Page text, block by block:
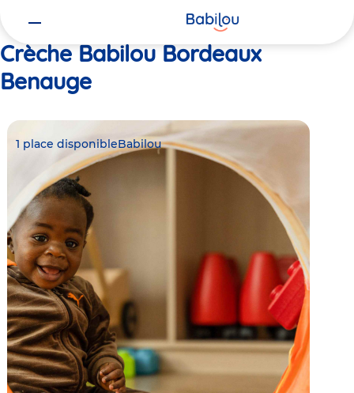
Crèche Babilou Bordeaux
Benauge
1 place disponibleBabilou